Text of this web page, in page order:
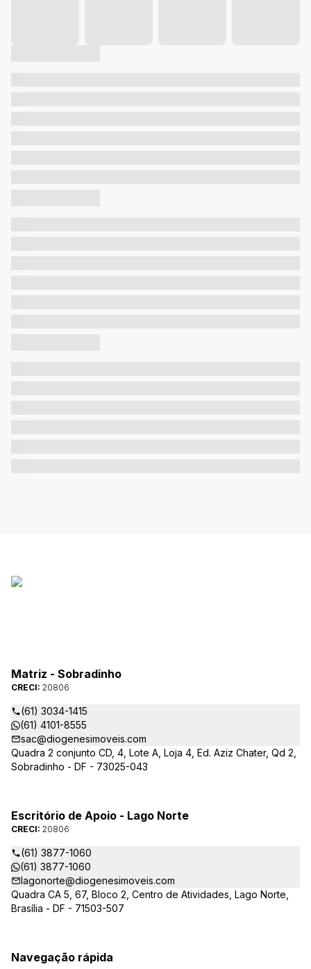
Matriz - Sobradinho
CRECI: 20806
(61) 3034-1415
(61) 4101-8555
sac@diogenesimoveis.com
Quadra 2 conjunto CD, 4, Lote A, Loja 4, Ed. Aziz Chater, Qd 2,
Sobradinho - DF - 73025-043
Escritório de Apoio - Lago Norte
CRECI: 20806
(61) 3877-1060
(61) 3877-1060
lagonorte@diogenesimoveis.com
Quadra CA 5, 67, Bloco 2, Centro de Atividades, Lago Norte,
Brasília - DF - 71503-507
Navegação rápida